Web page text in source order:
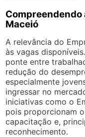
Compreendendo
Maceió
A relevância do
às vagas
ponte entre
redução do
especialmente
ingressar no
iniciativas como o
pois proporcionam
capacitação e,
reconhecimento.